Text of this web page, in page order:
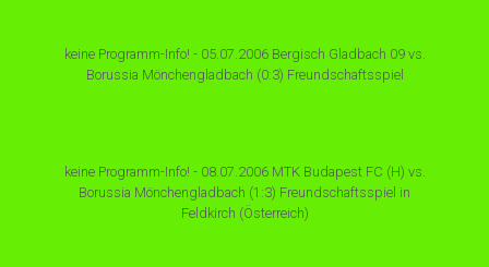
keine Programm-Info! - 05.07.2006 Bergisch Gladbach 09 vs.
Borussia Mönchengladbach (0:3) Freundschaftsspiel
keine Programm-Info! - 08.07.2006 MTK Budapest FC (H) vs.
Borussia Mönchengladbach (1:3) Freundschaftsspiel in
Feldkirch (Österreich)